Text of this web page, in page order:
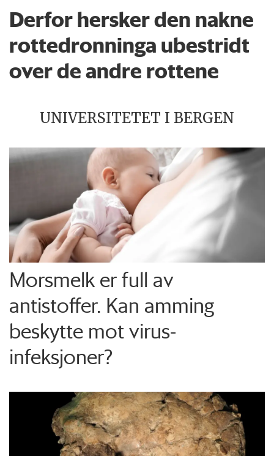
Derfor hersker den nakne
rottedronninga ubestridt
over de andre rottene
UNIVERSITETET I BERGEN
Morsmelk er full av
antistoffer. Kan amming
beskytte mot virus-
infeksjoner?